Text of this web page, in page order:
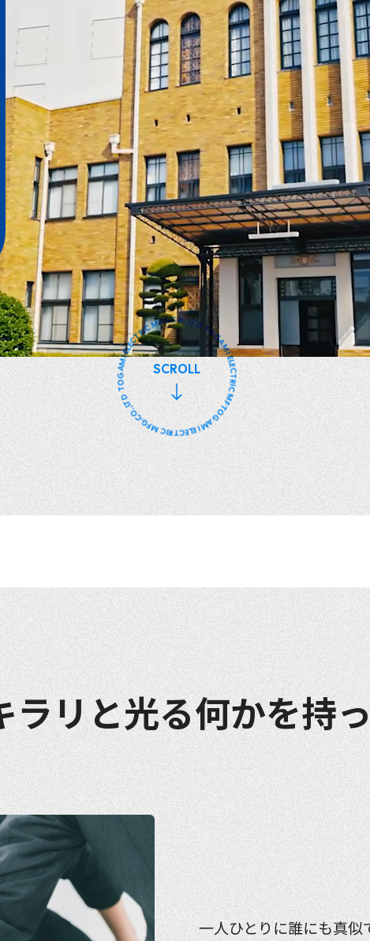
キャリアパス
福利厚生
部活動／グループ行事
TOGAMI ELECTRIC MFG.CO.,LTD
TOGAMI ELECTRIC MFG.CO.,LTD
TOGAMI ELECTRIC MFG.CO.,LTD
SCROLL
リと光る何かを持っ
一人ひとりに誰にも真似